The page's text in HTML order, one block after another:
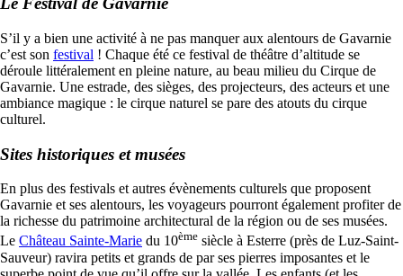
S’il y a bien une activité à ne pas manquer aux alentours de Gavarnie
c’est son festival ! Chaque été ce festival de théâtre d’altitude se
déroule littéralement en pleine nature, au beau milieu du Cirque de
Gavarnie. Une estrade, des sièges, des projecteurs, des acteurs et une
ambiance magique : le cirque naturel se pare des atouts du cirque
culturel.
Sites historiques et musées
En plus des festivals et autres évènements culturels que proposent
Gavarnie et ses alentours, les voyageurs pourront également profiter de
la richesse du patrimoine architectural de la région ou de ses musées.
Le Château Sainte-Marie du 10ème siècle à Esterre (près de Luz-Saint-
Sauveur) ravira petits et grands de par ses pierres imposantes et le